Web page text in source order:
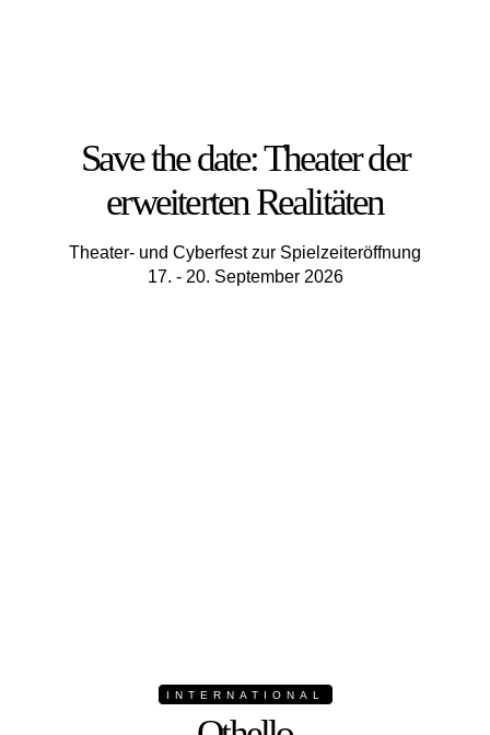
Save the date: Theater der
erweiterten Realitäten
Theater- und Cyberfest zur Spielzeiteröffnung
17. - 20. September 2026
INTERNATIONAL